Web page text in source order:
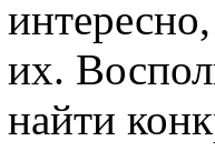
их.
найти